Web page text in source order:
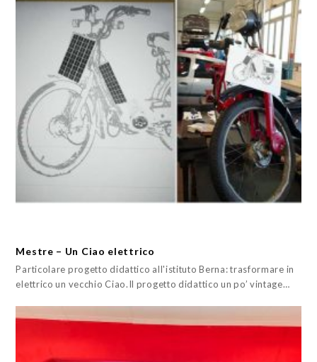
Mestre – Un Ciao elettrico
Particolare progetto didattico all'istituto Berna: trasformare in
elettrico un vecchio Ciao.Il progetto didattico un po’ vintage…